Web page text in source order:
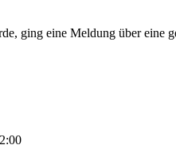
ging eine Meldung über